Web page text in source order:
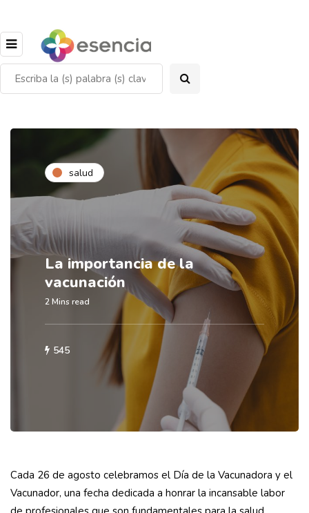
salud
La importancia de la
vacunación
2 Mins read
545
Cada 26 de agosto celebramos el Día de la Vacunadora y el
Vacunador, una fecha dedicada a honrar la incansable labor